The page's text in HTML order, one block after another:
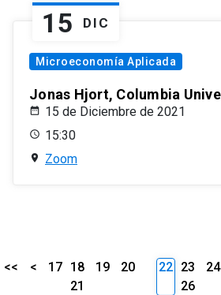
15 DIC
Microeconomía Aplicada
Jonas Hjort, Columbia
15 de Diciembre de 2021
15:30
Zoom
<< < 17 18 19
20
21
22 23 24
26